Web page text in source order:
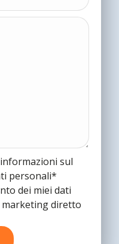
sul
personali*
dei miei dati
diretto